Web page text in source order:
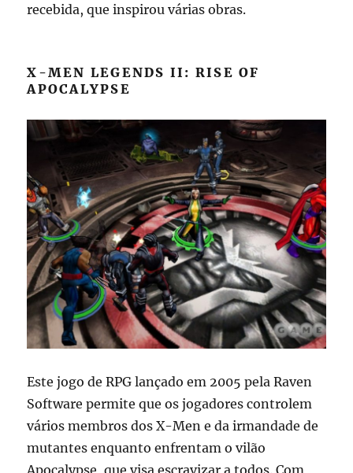
recebida, que inspirou várias obras.
X-MEN LEGENDS II: RISE OF
APOCALYPSE
Este jogo de RPG lançado em 2005 pela Raven
Software permite que os jogadores controlem
vários membros dos X-Men e da irmandade de
mutantes enquanto enfrentam o vilão
Apocalypse, que visa escravizar a todos. Com